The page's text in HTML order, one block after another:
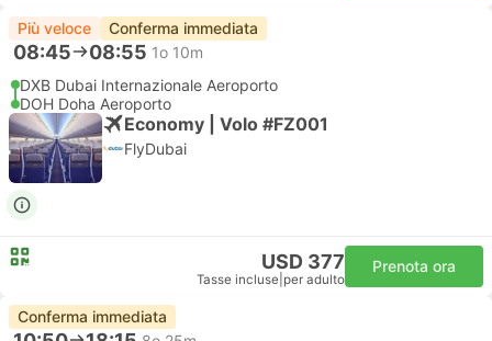
Più veloce Conferma immediata
08:45 08:55 1o 10m
DXB Dubai Internazionale Aeroporto
DOH Doha Aeroporto
Economy | Volo #FZ001
FlyDubai
USD 377
Tasse incluse per adulto
Prenota ora
Conferma immediata